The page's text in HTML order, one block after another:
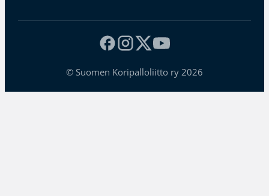
© Suomen Koripalloliitto ry 2026